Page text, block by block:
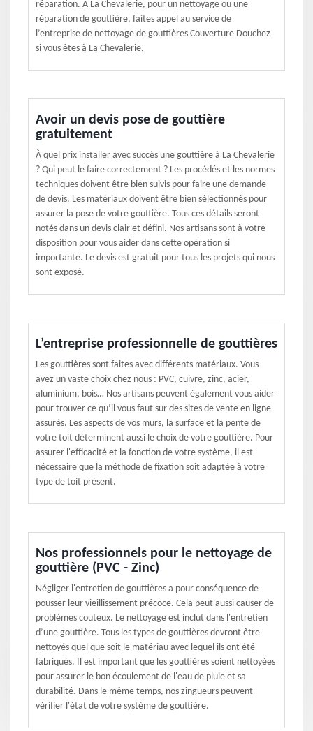
réparation. À La Chevalerie, pour un nettoyage ou une
réparation de gouttière, faites appel au service de
l’entreprise de nettoyage de gouttières Couverture Douchez
si vous êtes à La Chevalerie.
Avoir un devis pose de gouttière
gratuitement
À quel prix installer avec succès une gouttière à La Chevalerie
? Qui peut le faire correctement ? Les procédés et les normes
techniques doivent être bien suivis pour faire une demande
de devis. Les matériaux doivent être bien sélectionnés pour
assurer la pose de votre gouttière. Tous ces détails seront
notés dans un devis clair et défini. Nos artisans sont à votre
disposition pour vous aider dans cette opération si
importante. Le devis est gratuit pour tous les projets qui nous
sont exposé.
L’entreprise professionnelle de gouttières
Les gouttières sont faites avec différents matériaux. Vous
avez un vaste choix chez nous : PVC, cuivre, zinc, acier,
aluminium, bois… Nos artisans peuvent également vous aider
pour trouver ce qu’il vous faut sur des sites de vente en ligne
assurés. Les aspects de vos murs, la surface et la pente de
votre toit déterminent aussi le choix de votre gouttière. Pour
assurer l'efficacité et la fonction de votre système, il est
nécessaire que la méthode de fixation soit adaptée à votre
type de toit présent.
Nos professionnels pour le nettoyage de
gouttière (PVC - Zinc)
Négliger l'entretien de gouttières a pour conséquence de
pousser leur vieillissement précoce. Cela peut aussi causer de
problèmes couteux. Le nettoyage est inclut dans l'entretien
d’une gouttière. Tous les types de gouttières devront être
nettoyés quel que soit le matériau avec lequel ils ont été
fabriqués. Il est important que les gouttières soient nettoyées
pour assurer le bon écoulement de l'eau de pluie et sa
durabilité. Dans le même temps, nos zingueurs peuvent
vérifier l'état de votre système de gouttière.